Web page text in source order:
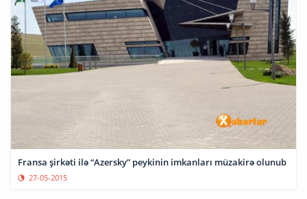
Fransa şirkəti ilə “Azersky” peykinin imkanları müzakirə olunub
27-05-2015